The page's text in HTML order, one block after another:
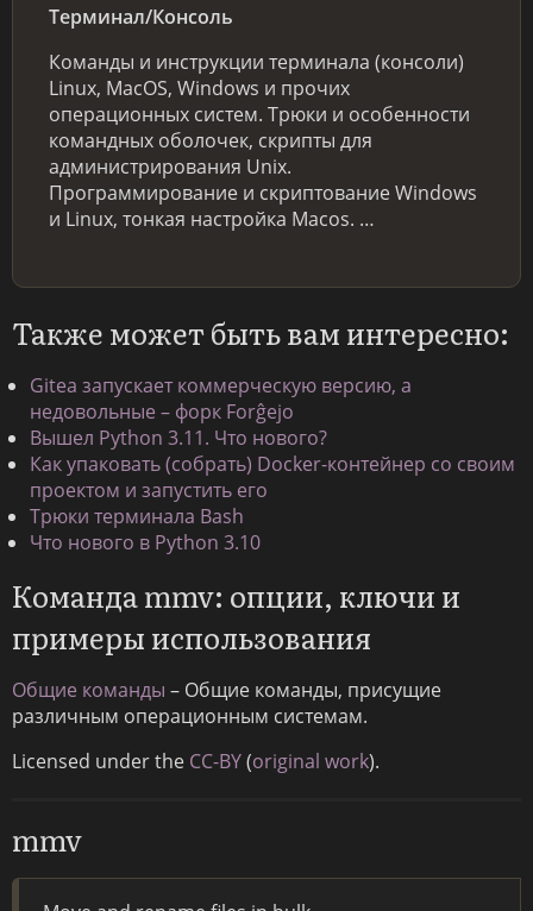
Терминал/Консоль
Команды и инструкции терминала (консоли)
Linux, MacOS, Windows и прочих
операционных систем. Трюки и особенности
командных оболочек, скрипты для
администрирования Unix.
Программирование и скриптование Windows
и Linux, тонкая настройка Macos. …
Также может быть вам интересно:
Gitea запускает коммерческую версию, а
недовольные – форк Forĝejo
Вышел Python 3.11. Что нового?
Как упаковать (собрать) Docker-контейнер со своим
проектом и запустить его
Трюки терминала Bash
Что нового в Python 3.10
Команда mmv: опции, ключи и
примеры использования
Общие команды – Общие команды, присущие
различным операционным системам.
Licensed under the CC-BY(original work).
mmv